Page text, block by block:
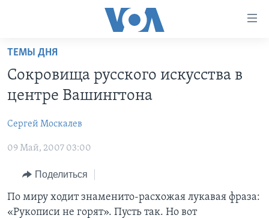
Перейти
основной
контент
навигации
Перейти
поиск
ПРОГРАММЫ
НОВОСТИ ЗА МИНУТУ
ИТОГИ
ПОЧЕМУ ЭТО ВАЖНО?
ДИСКУССИЯ VOA
ПРОЕКТЫ
УЧИМ АНГЛИЙСКИЙ
НАША АМЕРИКАНСКАЯ ИСТОРИЯ
А КАК В АМЕРИКЕ?
АРТЕФАКТЫ
ЭКСПЕРТИЗА
ИНТЕРВЬЮ
ФАКТЫ ПРОТИВ ФЕЙКОВ
ЗА СВОБОДУ ПРЕССЫ
ТЕМЫ ДНЯ
Сокровища русского искусства в
центре Вашингтона
Сергей Москалев
09 Май, 2007 03:00
Поделиться
По миру ходит знаменито-расхожая лукавая фраза:
«Рукописи не горят». Пусть так. Но вот